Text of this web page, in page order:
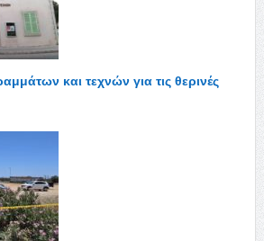
και τεχνών για τις θερινές